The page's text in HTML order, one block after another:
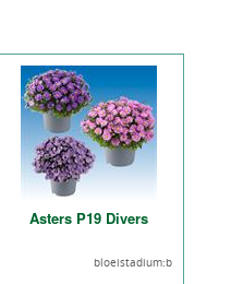
Asters P19 Divers
bloeistadium:b